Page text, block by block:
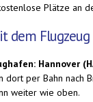
Plätze an
dem Flugzeug
Hannover
dort per Bahn nach
weiter wie oben.